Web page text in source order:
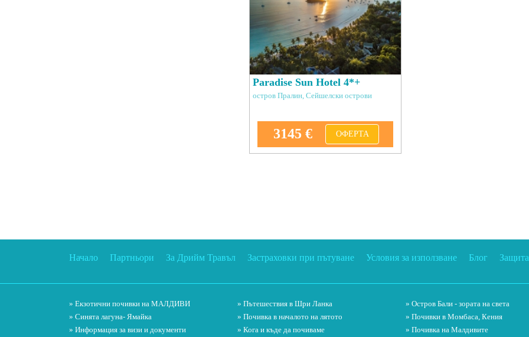
Paradise Sun Hotel 4*+
остров Пралин, Сейшелски острови
3145 € ОФЕРТА
Начало Партньори За Дрийм Травъл Застраховки при пътуване Условия за използване Блог
» Екзотични почивки на МАЛДИВИ » Пътешествия в Шри Ланка » Остров Бали - зората на света
» Синята лагуна- Ямайка
» Почивка в началото на лятото » Почивки в Момбаса, Кения
» Информация за визи и документи
» Кога и къде да почиваме » Почивка на Малдивите